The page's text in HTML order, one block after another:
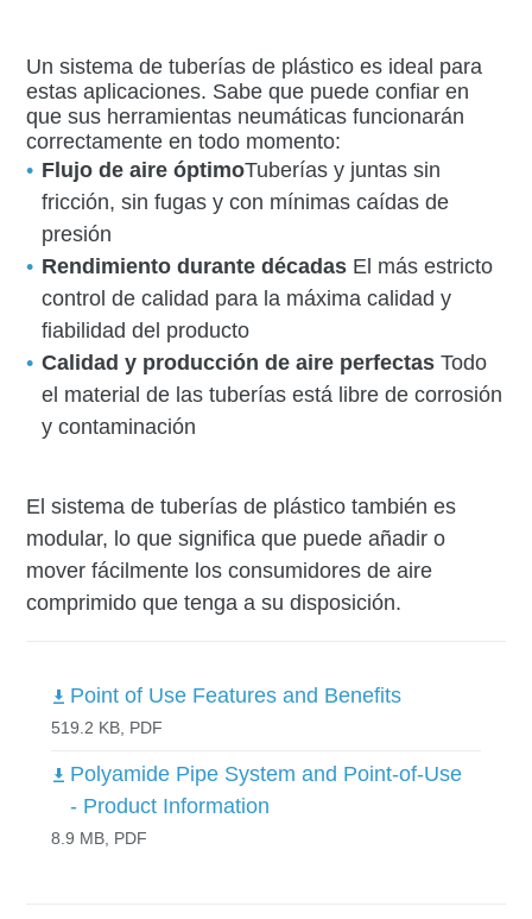
Un sistema de tuberías de plástico es ideal para
estas aplicaciones. Sabe que puede confiar en
que sus herramientas neumáticas funcionarán
correctamente en todo momento:
Flujo de aire óptimoTuberías y juntas sin
fricción, sin fugas y con mínimas caídas de
presión
Rendimiento durante décadas El más estricto
control de calidad para la máxima calidad y
fiabilidad del producto
Calidad y producción de aire perfectasTodo
el material de las tuberías está libre de corrosión
y contaminación
El sistema de tuberías de plástico también es
modular, lo que significa que puede añadir o
mover fácilmente los consumidores de aire
comprimido que tenga a su disposición.
Point of Use Features and Benefits
519.2 KB, PDF
Polyamide Pipe System and Point-of-Use
- Product Information
8.9 MB, PDF